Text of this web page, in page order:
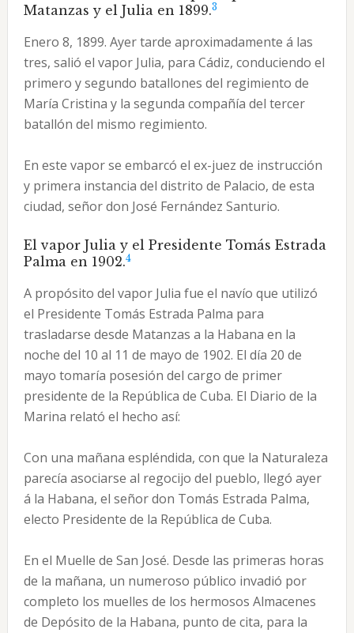
Matanzas y el Julia en 1899.3
Enero 8, 1899. Ayer tarde aproximadamente á las
tres, salió el vapor Julia, para Cádiz, conduciendo el
primero y segundo batallones del regimiento de
María Cristina y la segunda compañía del tercer
batallón del mismo regimiento.
En este vapor se embarcó el ex-juez de instrucción
y primera instancia del distrito de Palacio, de esta
ciudad, señor don José Fernández Santurio.
El vapor Julia y el Presidente Tomás Estrada
Palma en 1902.4
A propósito del vapor Julia fue el navío que utilizó
el Presidente Tomás Estrada Palma para
trasladarse desde Matanzas a la Habana en la
noche del 10 al 11 de mayo de 1902. El día 20 de
mayo tomaría posesión del cargo de primer
presidente de la República de Cuba. El Diario de la
Marina relató el hecho así:
Con una mañana espléndida, con que la Naturaleza
parecía asociarse al regocijo del pueblo, llegó ayer
á la Habana, el señor don Tomás Estrada Palma,
electo Presidente de la República de Cuba.
En el Muelle de San José. Desde las primeras horas
de la mañana, un numeroso público invadió por
completo los muelles de los hermosos Almacenes
de Depósito de la Habana, punto de cita, para la